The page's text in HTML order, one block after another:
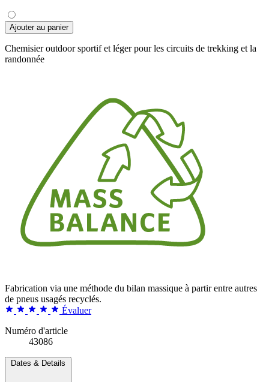
Ajouter au panier
Chemisier outdoor sportif et léger pour les circuits de trekking et la
randonnée
Fabrication via une méthode du bilan massique à partir entre autres
de pneus usagés recyclés.
Évaluer
Numéro d'article
43086
Dates & Details